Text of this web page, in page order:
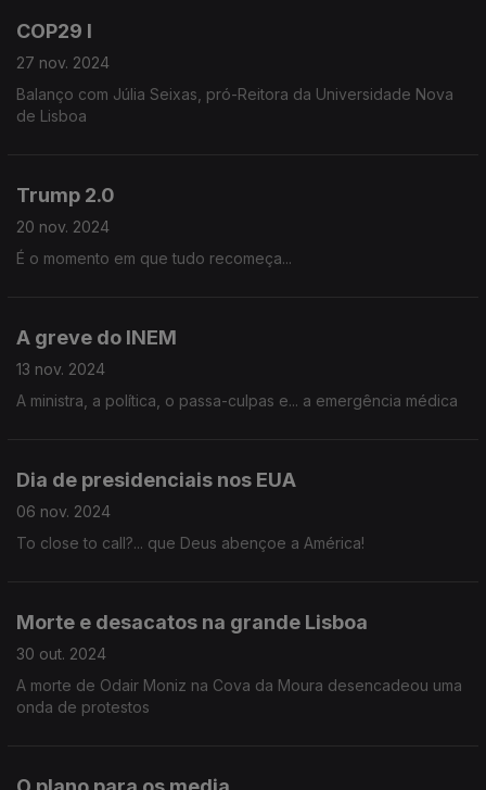
COP29 I
27 nov. 2024
Balanço com Júlia Seixas, pró-Reitora da Universidade Nova
de Lisboa
Trump 2.0
20 nov. 2024
É o momento em que tudo recomeça...
A greve do INEM
13 nov. 2024
A ministra, a política, o passa-culpas e... a emergência médica
Dia de presidenciais nos EUA
06 nov. 2024
To close to call?... que Deus abençoe a América!
Morte e desacatos na grande Lisboa
30 out. 2024
A morte de Odair Moniz na Cova da Moura desencadeou uma
onda de protestos